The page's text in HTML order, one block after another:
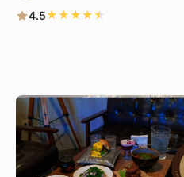
4.5★★★★★